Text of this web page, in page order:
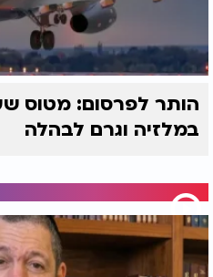
הותר לפרסום: מטוס
במלזיה וגרם לבהלה